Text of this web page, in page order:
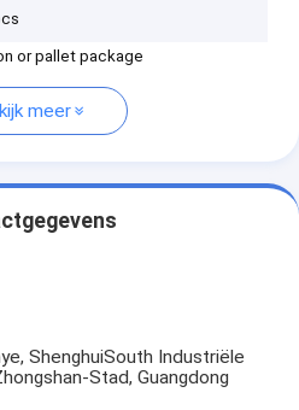
or pallet package
meer
ShenghuiSouth Industriële
Stad, Guangdong